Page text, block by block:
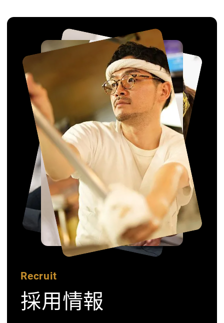
Recruit
採用情報